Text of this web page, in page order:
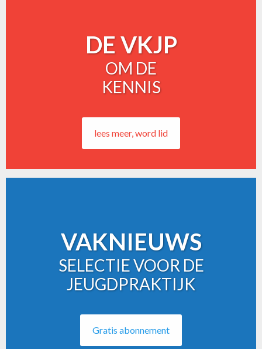
DE VKJP
OM DE
KENNIS
lees meer, word lid
VAKNIEUWS
SELECTIE VOOR DE
JEUGDPRAKTIJK
Gratis abonnement